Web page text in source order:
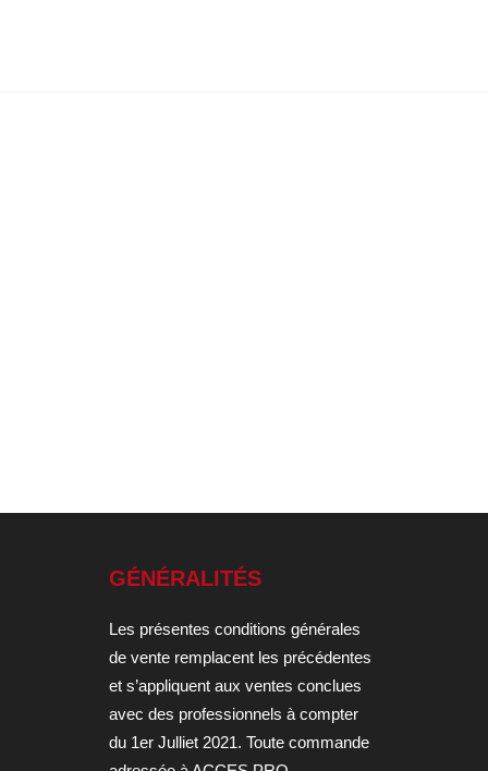
GÉNÉRALITÉS
Les présentes conditions générales
de vente remplacent les précédentes
et s’appliquent aux ventes conclues
avec des professionnels à compter
du 1er Julliet 2021. Toute commande